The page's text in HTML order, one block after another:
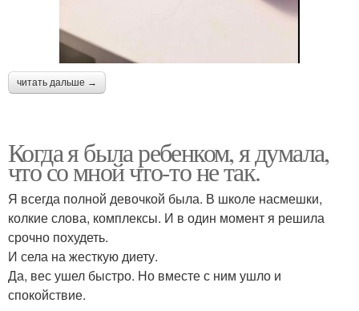
читать дальше →
Когда я была ребенком, я думала,
что со мной что-то не так.
Я всегда полной девочкой была. В школе насмешки,
колкие слова, комплексы. И в один момент я решила
срочно похудеть.
И села на жесткую диету.
Да, вес ушел быстро. Но вместе с ним ушло и
спокойствие.